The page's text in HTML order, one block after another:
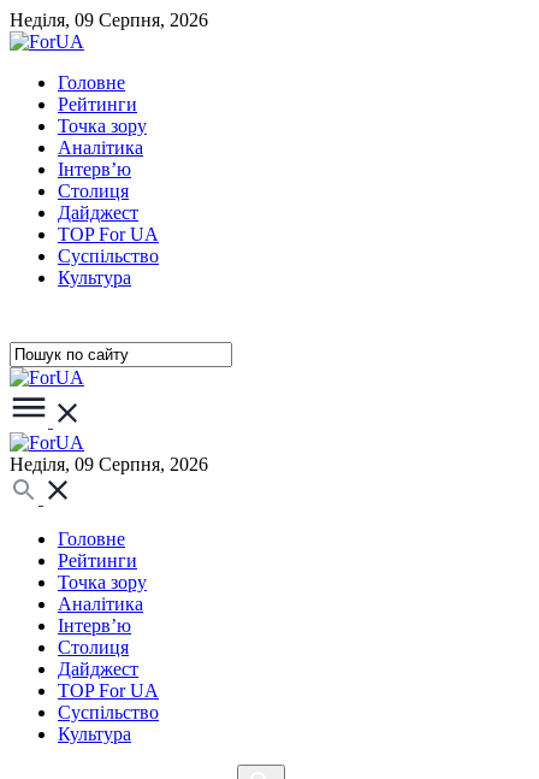
Неділя, 09 Серпня, 2026
Головне
Рейтинги
Точка зору
Аналітика
Інтерв’ю
Столиця
Дайджест
TOP For UA
Суспiльство
Культура
Неділя, 09 Серпня, 2026
Головне
Рейтинги
Точка зору
Аналітика
Інтерв’ю
Столиця
Дайджест
TOP For UA
Суспiльство
Культура